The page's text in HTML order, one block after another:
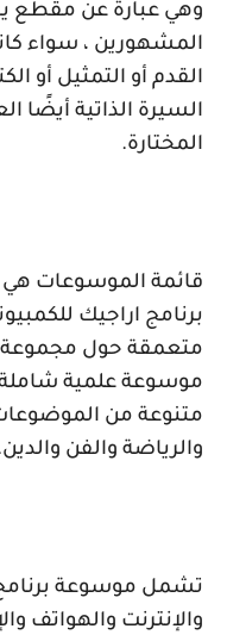
وهي عبارة عن مقطع
المشهورين ، سواء
القدم أو التمثيل أو
السيرة الذاتية أيضًا
المختارة.
قائمة الموسوعات هي
برنامج اراجيك
متعمقة حول مجموعة
موسوعة علمية
متنوعة من الموضوعات
والرياضة والفن
تشمل موسوعة برنامج
والإنترنت والهواتف